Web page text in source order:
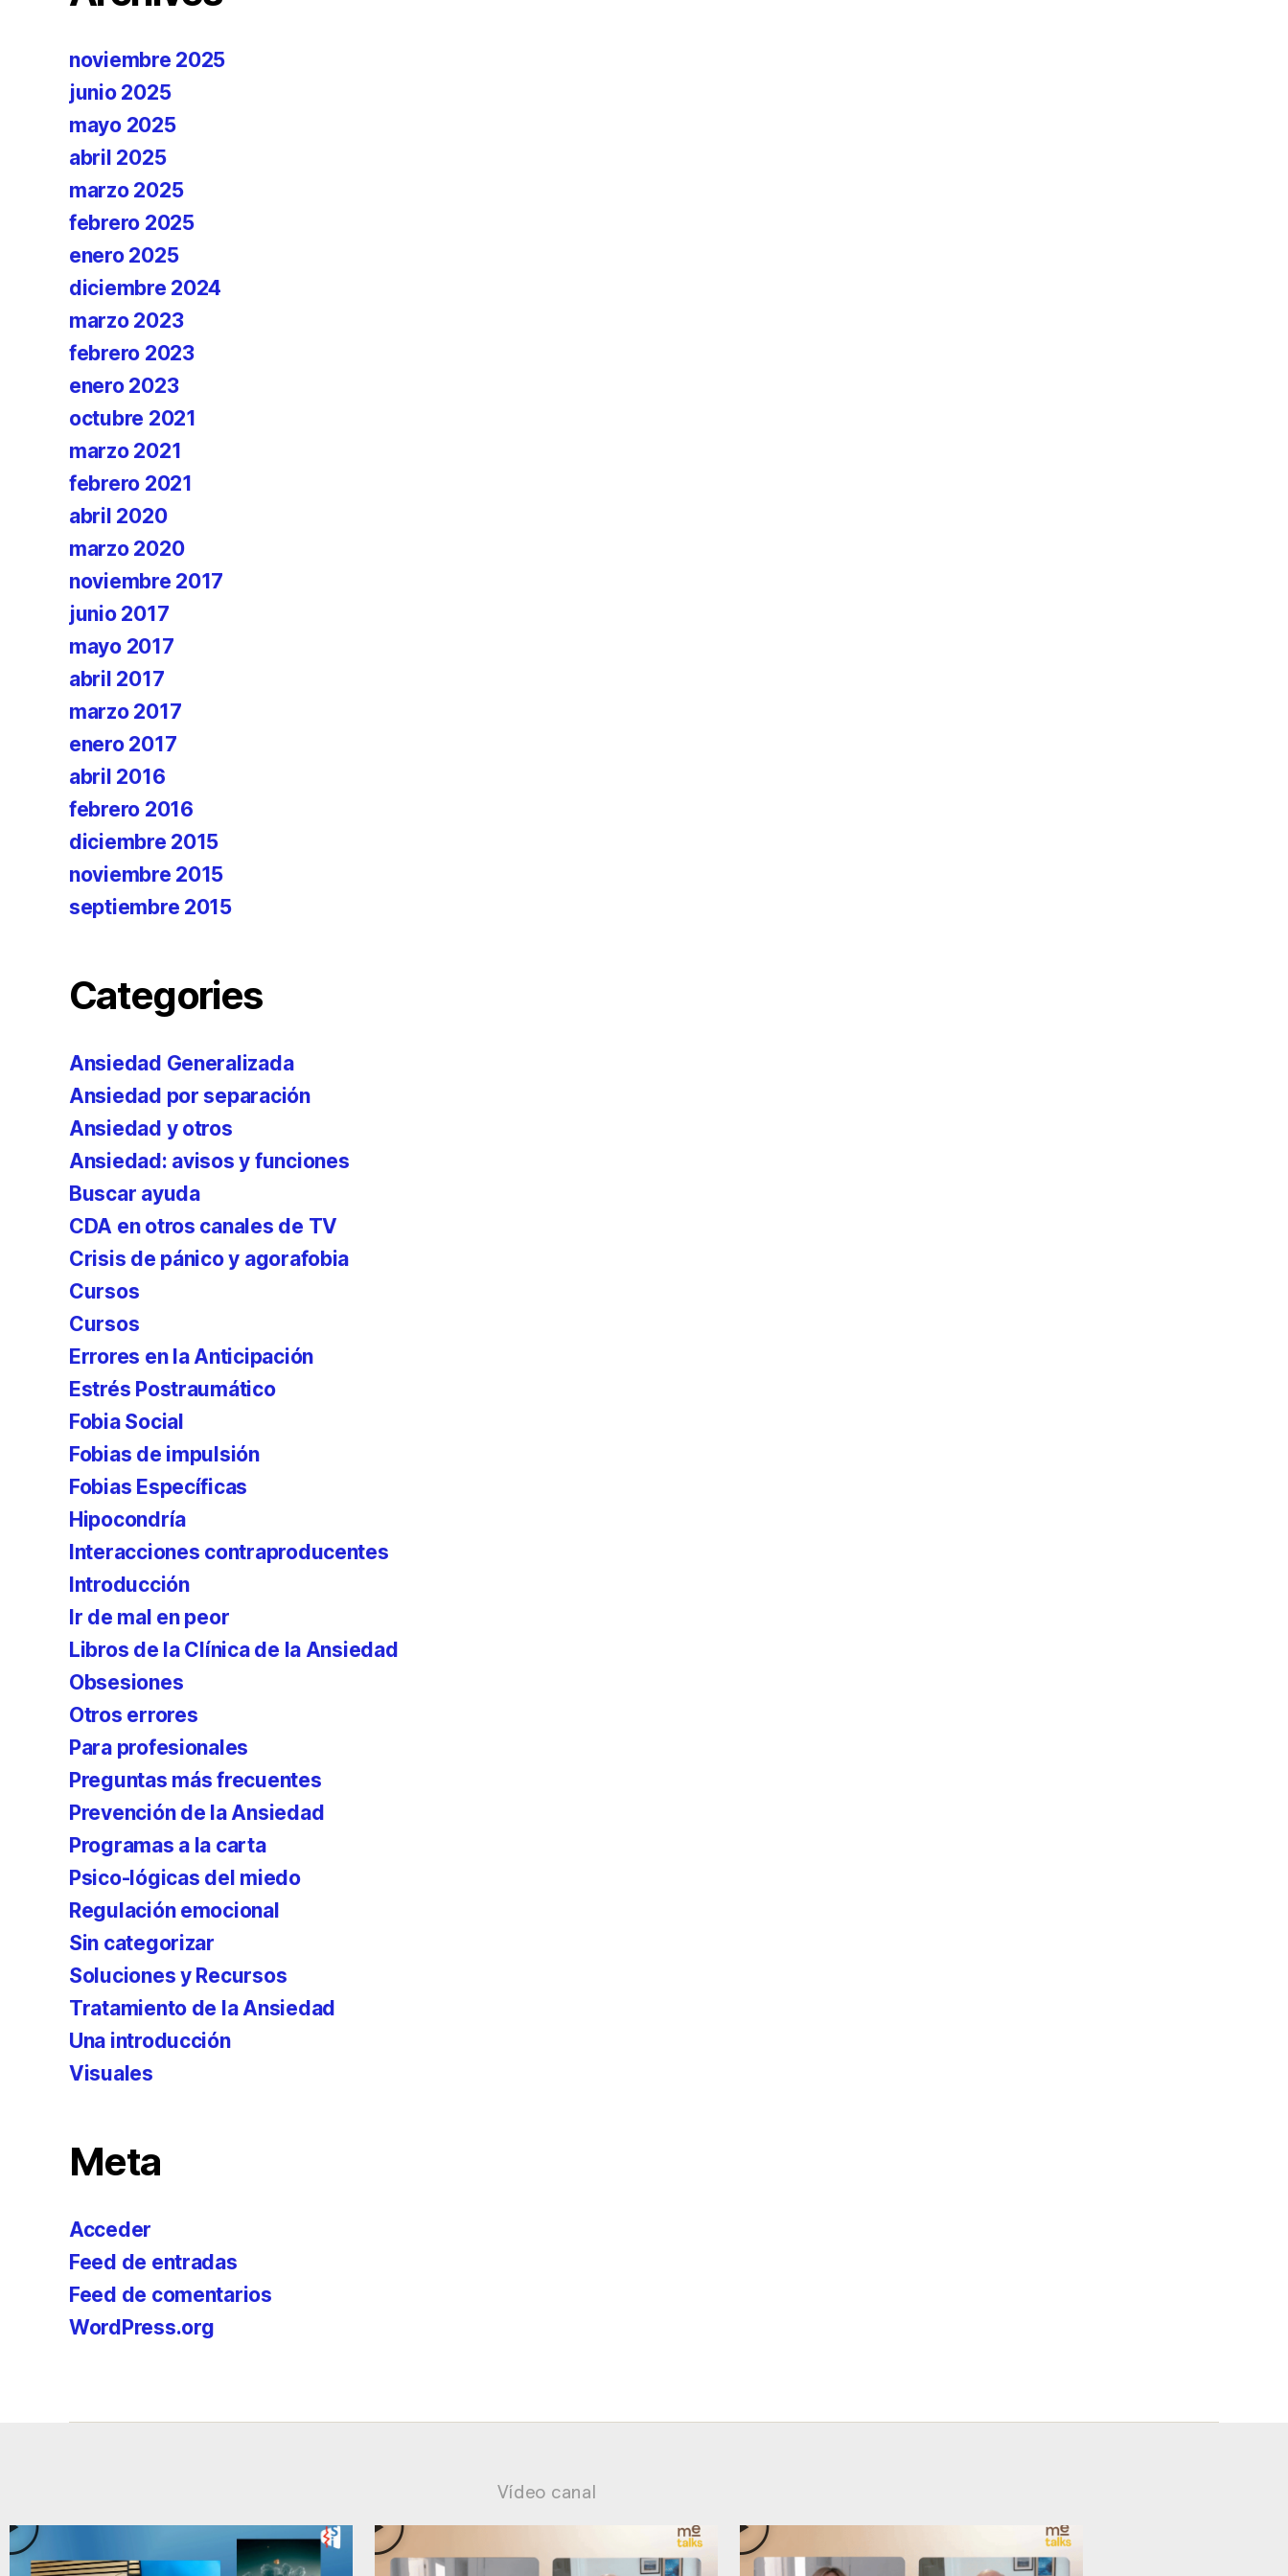
noviembre 2025
junio 2025
mayo 2025
abril 2025
marzo 2025
febrero 2025
enero 2025
diciembre 2024
marzo 2023
febrero 2023
enero 2023
octubre 2021
marzo 2021
febrero 2021
abril 2020
marzo 2020
noviembre 2017
junio 2017
mayo 2017
abril 2017
marzo 2017
enero 2017
abril 2016
febrero 2016
diciembre 2015
noviembre 2015
septiembre 2015
Categories
Ansiedad Generalizada
Ansiedad por separación
Ansiedad y otros
Ansiedad: avisos y funciones
Buscar ayuda
CDA en otros canales de TV
Crisis de pánico y agorafobia
Cursos
Cursos
Errores en la Anticipación
Estrés Postraumático
Fobia Social
Fobias de impulsión
Fobias Específicas
Hipocondría
Interacciones contraproducentes
Introducción
Ir de mal en peor
Libros de la Clínica de la Ansiedad
Obsesiones
Otros errores
Para profesionales
Preguntas más frecuentes
Prevención de la Ansiedad
Programas a la carta
Psico-lógicas del miedo
Regulación emocional
Sin categorizar
Soluciones y Recursos
Tratamiento de la Ansiedad
Una introducción
Visuales
Meta
Acceder
Feed de entradas
Feed de comentarios
WordPress.org
Vídeo canal